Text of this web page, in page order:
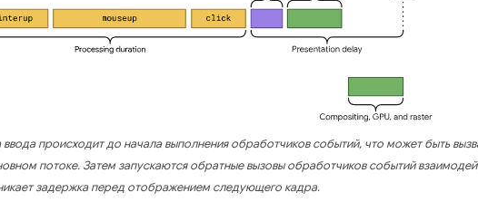
происходит до начала выполнения обработчиков событий, что может быть
потоке. Затем запускаются обратные вызовы обработчиков событий
задержка перед отображением следующего кадра.